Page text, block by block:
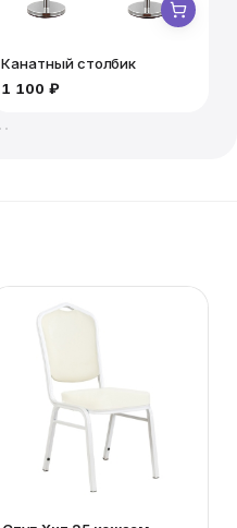
Канатный столбик
1 100 ₽